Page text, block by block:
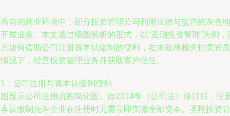
前的商业环境中，部分投资管理公司利用法律与监管的灰色地
展业务。本文通过组图解析的形式，以“圣翔投资管理”为例，
如何借助公司注册资本认缴制的便利，在未取得相关拍卖资质
况下，经营投资管理业务并获取客户信任。
：公司注册与资本认缴制便利
显示公司注册流程简化图。自2014年《公司法》修订后，注
认缴制允许企业在注册时无需立即实缴全部资本。圣翔投资管